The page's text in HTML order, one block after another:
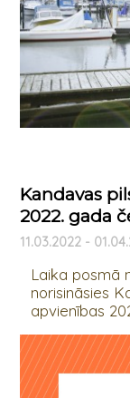
Kandavas
2022. gada
11.03.2022 -
Laika posmā
norisināsies
apvienības